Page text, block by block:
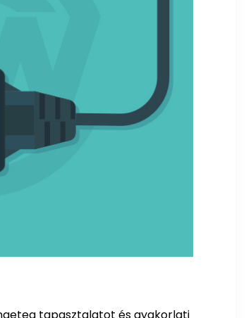
tapasztalatot és gyakorlati